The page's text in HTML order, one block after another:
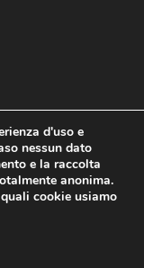
Contatti
Policy
riservati | Sede
d'uso e
nessun dato
e la raccolta
anonima.
cookie usiamo